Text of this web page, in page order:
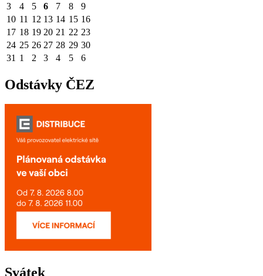
3
4 5 6 7 8
9
10 11 12 13 14 15 16
17 18 19 20 21 22 23
24 25 26 27 28 29 30
31 1 2 3 4 5 6
Odstávky ČEZ
Svátek